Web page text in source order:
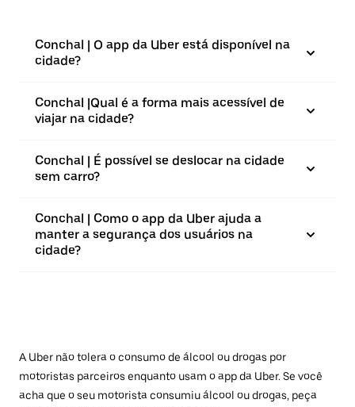
Conchal | O app da Uber está disponível na
cidade?
Conchal |⁠Qual é a forma mais acessível de
viajar na cidade?
Conchal | É possível se deslocar na cidade
sem carro?
Conchal | Como o app da Uber ajuda a
manter a segurança dos usuários na
cidade?
A Uber não tolera o consumo de álcool ou drogas por
motoristas parceiros enquanto usam o app da Uber. Se você
acha que o seu motorista consumiu álcool ou drogas, peça